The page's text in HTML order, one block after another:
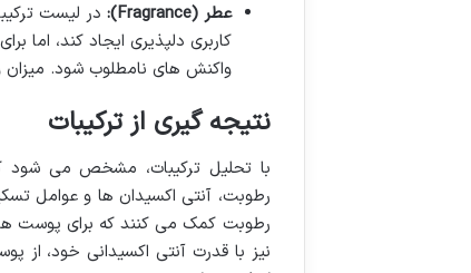
عطر (Fragrance):
در لیست
کاربری دلپذیری ایجاد کند،
واکنش های نامطلوب شود. میزان
نتیجه گیری از ترکیبات
با تحلیل ترکیبات، مشخص می شود که
رطوبت کمک می کنند که برای پوست
نیز با قدرت آنتی اکسیدانی خود،